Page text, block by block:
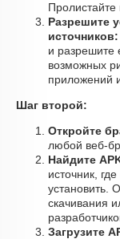
Пролистайте
Разрешите
источников:
и разрешите
возможных
приложений
Шаг второй:
Откройте
любой веб-
Найдите
источник,
установить.
скачивания
Загрузите